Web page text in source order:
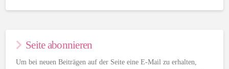
Seite abonnieren
Um bei neuen Beiträgen auf der Seite eine E-Mail zu erhalten,